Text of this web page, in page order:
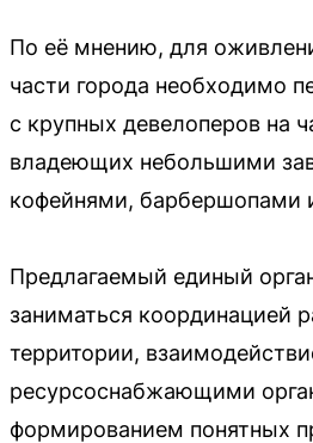
По её мнению, для
части города необходимо
с крупных девелоперов на
владеющих небольшими
кофейнями, барбершопами
Предлагаемый единый
заниматься координацией
территории,
ресурсоснабжающими
формированием понятных